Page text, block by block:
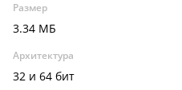
Размер
3.34 МБ
Архитектура
32 и 64 бит